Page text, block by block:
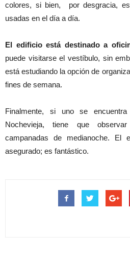
colores, si bien, por desgracia,
usadas en el día a día.
El edificio está destinado a
puede visitarse el vestíbulo, sin
está estudiando la opción de
fines de semana.
Finalmente, si uno se
Nochevieja, tiene que
campanadas de medianoche. El
asegurado; es fantástico.